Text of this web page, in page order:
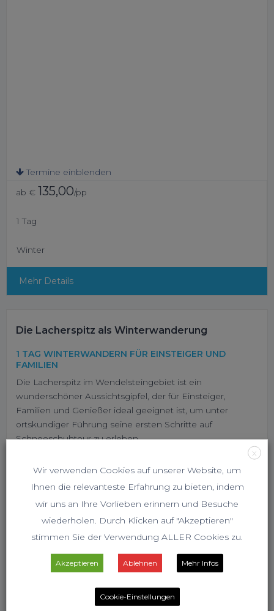
Termine einblenden
ab € 135,00/pp
1 Tag
Winter
Mehr Details
Die Lacherspitz als Winterwanderung
1 TAG WINTERWANDERN FÜR EINSTEIGER UND
FAMILIEN
Die Lacherspitz im Wendelsteingebiet ist ein
wunderschöner Aussichtsgipfel, der für Einsteiger,
Familien und Genießer ideal geeignet ist, um unter
ortskundiger Führung seine ersten Schritte auf
Schneeschuhtour zu erleben.
KONDITION:
X
Wir verwenden Cookies auf unserer Website, um
Ihnen die relevanteste Erfahrung zu bieten, indem
wir uns an Ihre Vorlieben erinnern und Besuche
wiederholen. Durch Klicken auf "Akzeptieren"
stimmen Sie der Verwendung ALLER Cookies zu.
Akzeptieren Ablehnen Mehr Infos
Cookie-Einstellungen